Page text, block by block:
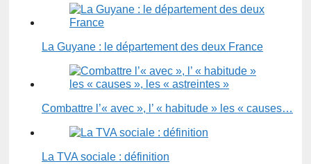
La Guyane : le département des deux France
Combattre l’« avec », l’ « habitude » les « causes…
La TVA sociale : définition